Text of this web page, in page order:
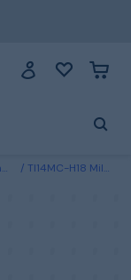
TI14MC-H18 Milwaukee Hammare